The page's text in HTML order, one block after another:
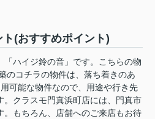
(おすすめポイント)
ハイジ鈴の音」です。こちらの物
のコチラの物件は、落ち着きのあ
可能な物件なので、用途や行き先
。クラスモ門真浜町店には、門真市
。もちろん、店舗へのご来店もお待